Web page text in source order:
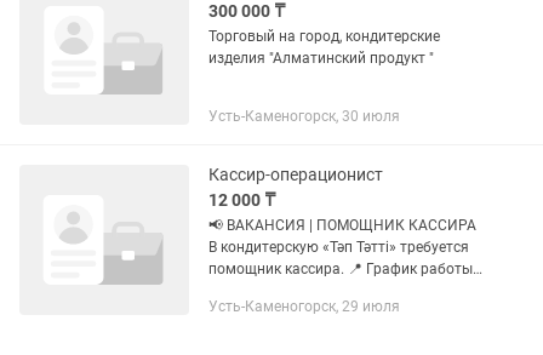
300 000 ₸
Торговый на город, кондитерские
изделия "Алматинский продукт "
Усть-Каменогорск, 30 июля
Кассир-операционист
12 000 ₸
📢 ВАКАНСИЯ | ПОМОЩНИК КАССИРА
В кондитерскую «Тәп Тәтті» требуется
помощник кассира. 📍 График работы:
Рассматриваем девушек от 18 лет. ✅
Усть-Каменогорск, 29 июля